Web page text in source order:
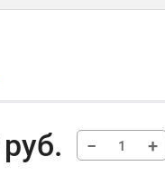
руб. − +